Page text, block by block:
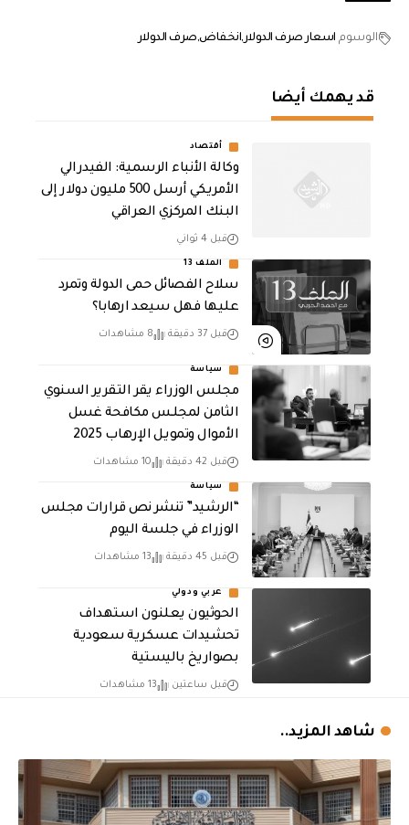
الوسوم اسعار صرف الدولارانخفاض صرف الدولار
قد يهمك أيضا
أقتصاد
وكالة الأنباء الرسمية: الفيدرالي
الأمريكي أرسل 500 مليون دولار إلى
البنك المركزي العراقي
قبل 4 ثواني
الملف 13
سلاح الفصائل حمى الدولة وتمرد
عليها فهل سيعد ارهابا؟
قبل 37 دقيقة 8 مشاهدات
سياسة
مجلس الوزراء يقر التقرير السنوي
الثامن لمجلـس مكافحة غسل
الأموال وتمويـل الإرهـاب 2025
قبل 42 دقيقة 10 مشاهدات
سياسة
“الرشيد” تنشر نص قرارات مجلس
الوزراء في جلسة اليوم
قبل 45 دقيقة 13 مشاهدات
عربي ودولي
الحوثيون يعلنون استهداف
تحشيدات عسكرية سعودية
بصواريخ باليستية
قبل ساعتين 13 مشاهدات
شاهد المزيد..